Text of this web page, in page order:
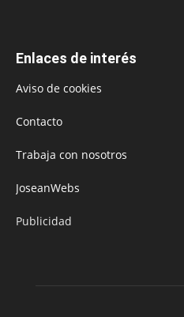
Enlaces de interés
Aviso de cookies
Contacto
Trabaja con nosotros
JoseanWebs
Publicidad